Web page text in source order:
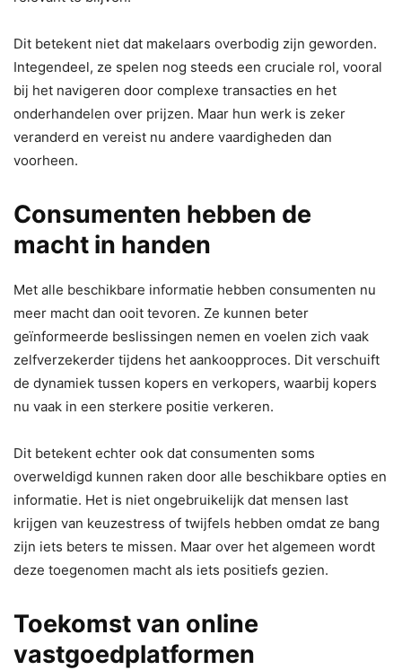
Dit betekent niet dat makelaars overbodig zijn geworden.
Integendeel, ze spelen nog steeds een cruciale rol, vooral
bij het navigeren door complexe transacties en het
onderhandelen over prijzen. Maar hun werk is zeker
veranderd en vereist nu andere vaardigheden dan
voorheen.
Consumenten hebben de
macht in handen
Met alle beschikbare informatie hebben consumenten nu
meer macht dan ooit tevoren. Ze kunnen beter
geïnformeerde beslissingen nemen en voelen zich vaak
zelfverzekerder tijdens het aankoopproces. Dit verschuift
de dynamiek tussen kopers en verkopers, waarbij kopers
nu vaak in een sterkere positie verkeren.
Dit betekent echter ook dat consumenten soms
overweldigd kunnen raken door alle beschikbare opties en
informatie. Het is niet ongebruikelijk dat mensen last
krijgen van keuzestress of twijfels hebben omdat ze bang
zijn iets beters te missen. Maar over het algemeen wordt
deze toegenomen macht als iets positiefs gezien.
Toekomst van online
vastgoedplatformen